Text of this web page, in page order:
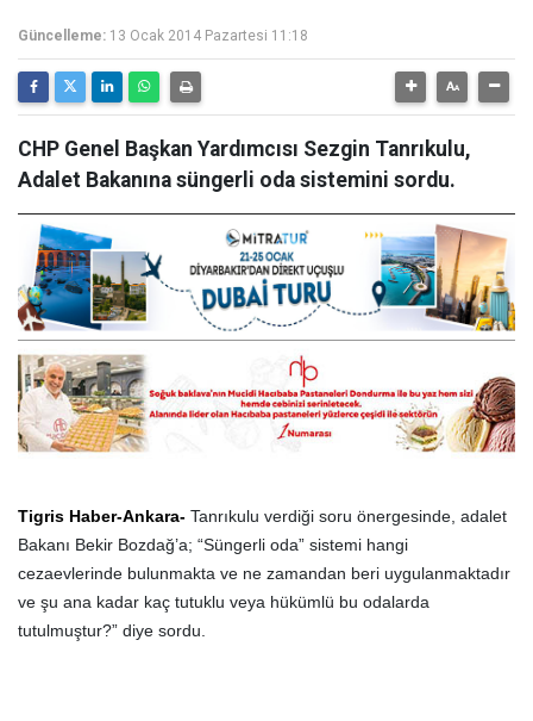
Güncelleme: 13 Ocak 2014 Pazartesi 11:18
CHP Genel Başkan Yardımcısı Sezgin Tanrıkulu,
Adalet Bakanına süngerli oda sistemini sordu.
Tigris Haber-Ankara- Tanrıkulu verdiği soru önergesinde, adalet
Bakanı Bekir Bozdağ’a; “Süngerli oda” sistemi hangi
cezaevlerinde bulunmakta ve ne zamandan beri uygulanmaktadır
ve şu ana kadar kaç tutuklu veya hükümlü bu odalarda
tutulmuştur?” diye sordu.